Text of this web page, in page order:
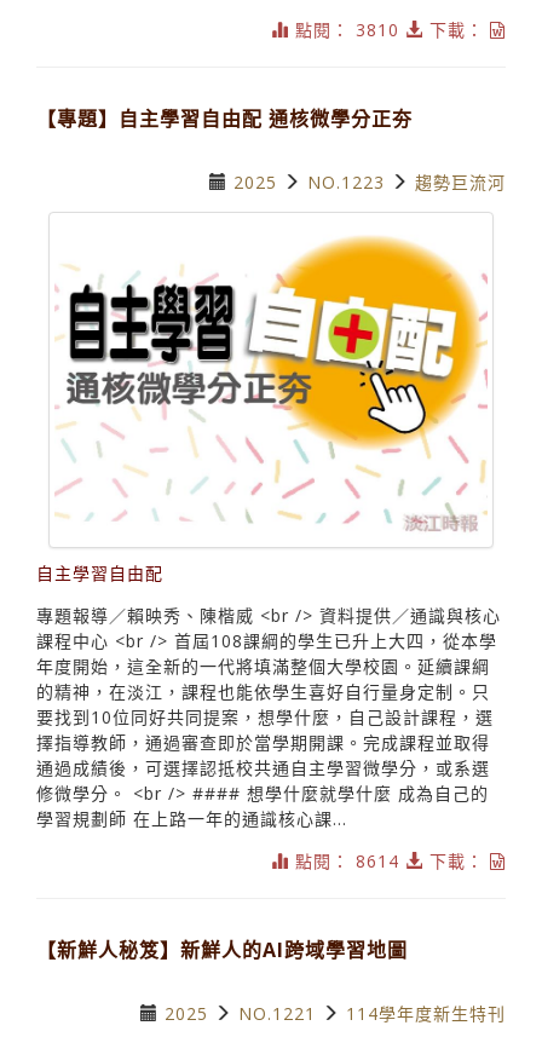
點閱： 3810
下載：
【專題】自主學習自由配 通核微學分正夯
2025 NO.1223 趨勢巨流河
自主學習自由配
專題報導／賴映秀、陳楷威 <br /> 資料提供／通識與核心
課程中心 <br /> 首屆108課綱的學生已升上大四，從本學
年度開始，這全新的一代將填滿整個大學校園。延續課綱
的精神，在淡江，課程也能依學生喜好自行量身定制。只
要找到10位同好共同提案，想學什麼，自己設計課程，選
擇指導教師，通過審查即於當學期開課。完成課程並取得
通過成績後，可選擇認抵校共通自主學習微學分，或系選
修微學分。 <br /> #### 想學什麼就學什麼 成為自己的
學習規劃師 在上路一年的通識核心課...
點閱： 8614
下載：
【新鮮人秘笈】新鮮人的AI跨域學習地圖
2025 NO.1221 114學年度新生特刊